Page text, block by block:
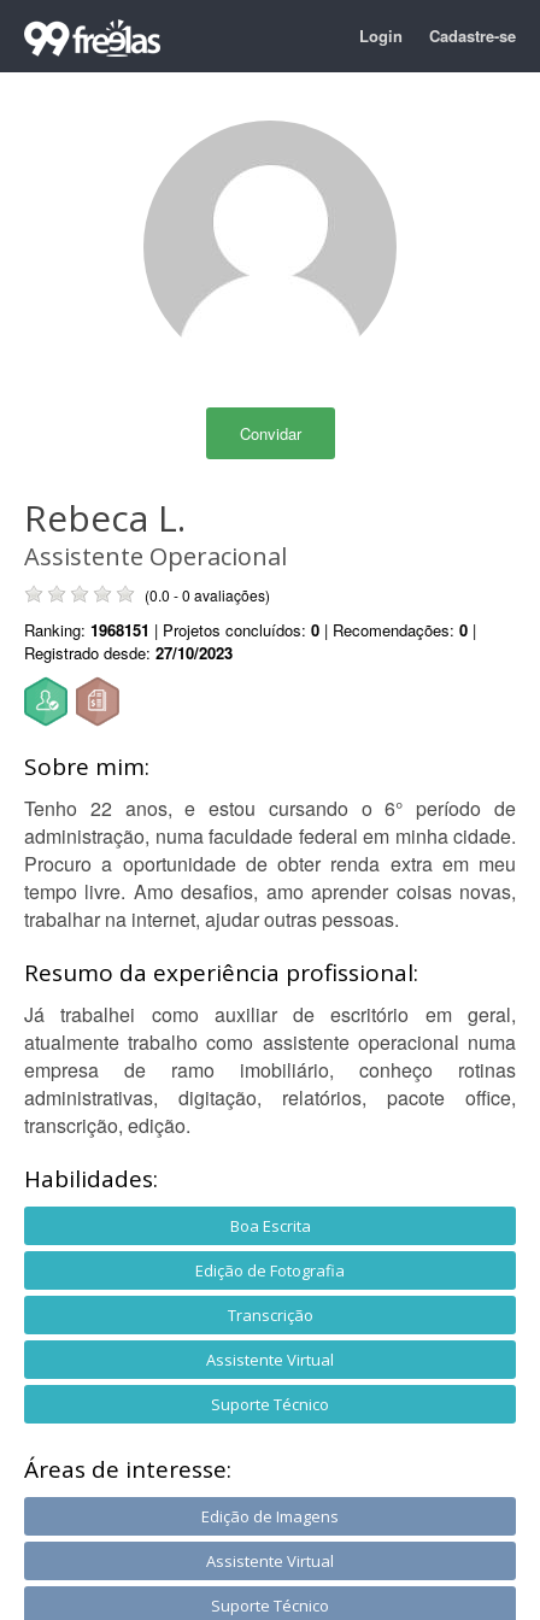
Login Cadastre-se
Convidar
Rebeca L.
Assistente Operacional
(0.0 - 0 avaliações)
Ranking: 1968151 | Projetos concluídos: 0 | Recomendações: 0 |
Registrado desde: 27/10/2023
Sobre mim:
Tenho 22 anos, e estou cursando o 6° período de
administração, numa faculdade federal em minha cidade.
Procuro a oportunidade de obter renda extra em meu
tempo livre. Amo desafios, amo aprender coisas novas,
trabalhar na internet, ajudar outras pessoas.
Resumo da experiência profissional:
Já trabalhei como auxiliar de escritório em geral,
atualmente trabalho como assistente operacional numa
empresa de ramo imobiliário, conheço rotinas
administrativas, digitação, relatórios, pacote office,
transcrição, edição.
Habilidades:
Boa Escrita
Edição de Fotografia
Transcrição
Assistente Virtual
Suporte Técnico
Áreas de interesse:
Edição de Imagens
Assistente Virtual
Suporte Técnico